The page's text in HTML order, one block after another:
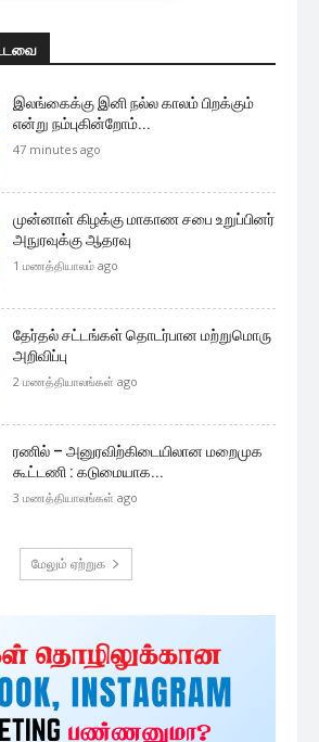
நொடிப்பொழுதில் எங்கள் செய்தி
இணைந்துகொள்ளுங்கள்.